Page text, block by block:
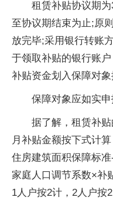
租赁补贴协议期
至协议期结束为止;原
放完毕;采用银行转账
于领取补贴的银行账
补贴资金划入保障对象
保障对象应如实申
据了解，租赁补
月补贴金额按下式计
住房建筑面积保障标
家庭人口调节系数×补
1人户按2计，2人户按